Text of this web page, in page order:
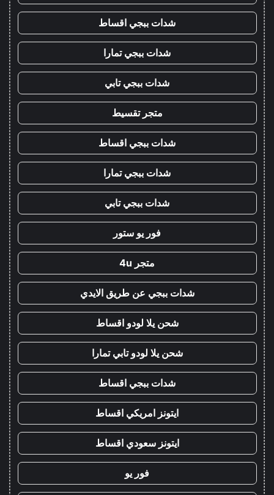
شدات ببجي اقساط
شدات ببجي تمارا
شدات ببجي تابي
متجر تقسيط
شدات ببجي اقساط
شدات ببجي تمارا
شدات ببجي تابي
فور يو ستور
متجر 4u
شدات ببجي عن طريق الايدي
شحن يلا لودو اقساط
شحن يلا لودو تابي تمارا
شدات ببجي اقساط
ايتونز امريكي اقساط
ايتونز سعودي اقساط
فور يو